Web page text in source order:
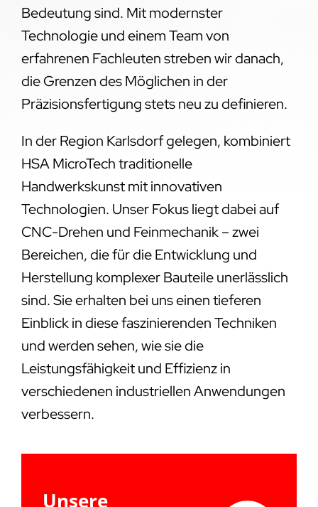
Bedeutung sind. Mit modernster
Technologie und einem Team von
erfahrenen Fachleuten streben wir danach,
die Grenzen des Möglichen in der
Präzisionsfertigung stets neu zu definieren.
In der Region Karlsdorf gelegen, kombiniert
HSA MicroTech traditionelle
Handwerkskunst mit innovativen
Technologien. Unser Fokus liegt dabei auf
CNC-Drehen und Feinmechanik – zwei
Bereichen, die für die Entwicklung und
Herstellung komplexer Bauteile unerlässlich
sind. Sie erhalten bei uns einen tieferen
Einblick in diese faszinierenden Techniken
und werden sehen, wie sie die
Leistungsfähigkeit und Effizienz in
verschiedenen industriellen Anwendungen
verbessern.
Unsere